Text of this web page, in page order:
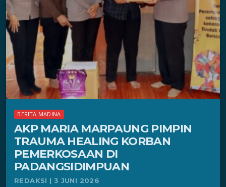
BERITA MADINA
AKP MARIA MARPAUNG PIMPIN
TRAUMA HEALING KORBAN
PEMERKOSAAN DI
PADANGSIDIMPUAN
REDAKSI | 3 JUNI 2026